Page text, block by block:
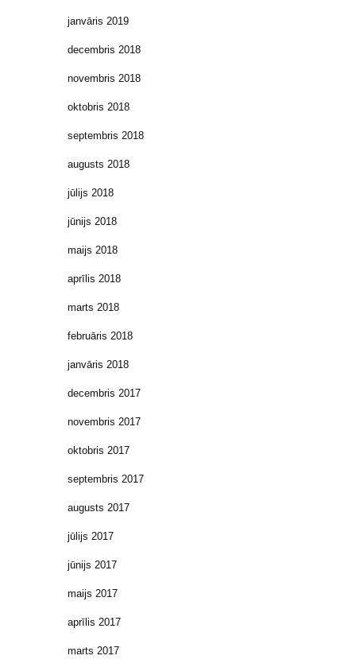
janvāris 2019
decembris 2018
novembris 2018
oktobris 2018
septembris 2018
augusts 2018
jūlijs 2018
jūnijs 2018
maijs 2018
aprīlis 2018
marts 2018
februāris 2018
janvāris 2018
decembris 2017
novembris 2017
oktobris 2017
septembris 2017
augusts 2017
jūlijs 2017
jūnijs 2017
maijs 2017
aprīlis 2017
marts 2017